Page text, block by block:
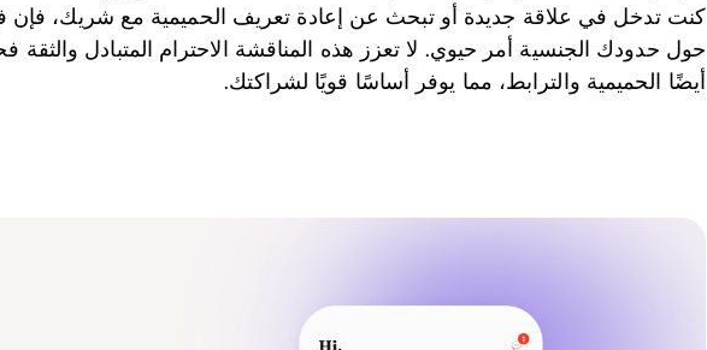
كنت تدخل في علاقة جديدة أو تبحث عن إعادة تعريف الحميمية مع شريك، فإن
حول حدودك الجنسية أمر حيوي. لا تعزز هذه المناقشة الاحترام المتبادل
أيضًا الحميمية والترابط، مما يوفر أساسًا قويًا لشراكتك.